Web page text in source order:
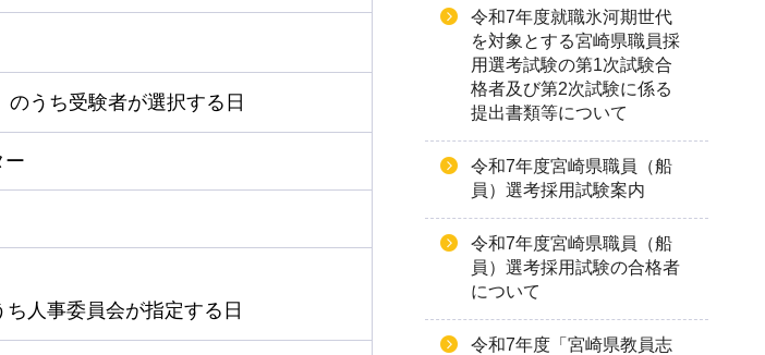
うち受験者が選択する日
ー
人事委員会が指定する日
令和7年度就職氷河期世代
を対象とする宮崎県職員採
用選考試験の第1次試験合
格者及び第2次試験に係る
提出書類等について
令和7年度宮崎県職員（船
員）選考採用試験案内
令和7年度宮崎県職員（船
員）選考採用試験の合格者
について
令和7年度「宮崎県教員志